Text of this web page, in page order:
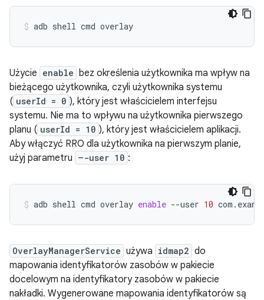
adb shell cmd overlay
Użycie enable bez określenia użytkownika ma wpływ na
bieżącego użytkownika, czyli użytkownika systemu
( userId = 0 ), który jest właścicielem interfejsu
systemu. Nie ma to wpływu na użytkownika pierwszego
planu ( userId = 10 ), który jest właścicielem aplikacji.
Aby włączyć RRO dla użytkownika na pierwszym planie,
użyj parametru –-user 10 :
adb shell cmd overlay enable --user 10
OverlayManagerService używa idmap2 do
mapowania identyfikatorów zasobów w pakiecie
docelowym na identyfikatory zasobów w pakiecie
nakładki. Wygenerowane mapowania identyfikatorów są